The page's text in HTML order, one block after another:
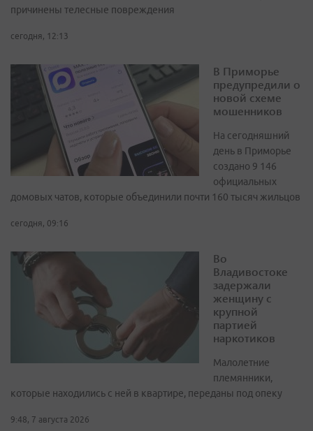
причинены телесные повреждения
сегодня, 12:13
В Приморье
предупредили о
новой схеме
мошенников
На сегодняшний
день в Приморье
создано 9 146
официальных
домовых чатов, которые объединили почти 160 тысяч жильцов
сегодня, 09:16
Во
Владивостоке
задержали
женщину с
крупной
партией
наркотиков
Малолетние
племянники,
которые находились с ней в квартире, переданы под опеку
9:48, 7 августа 2026